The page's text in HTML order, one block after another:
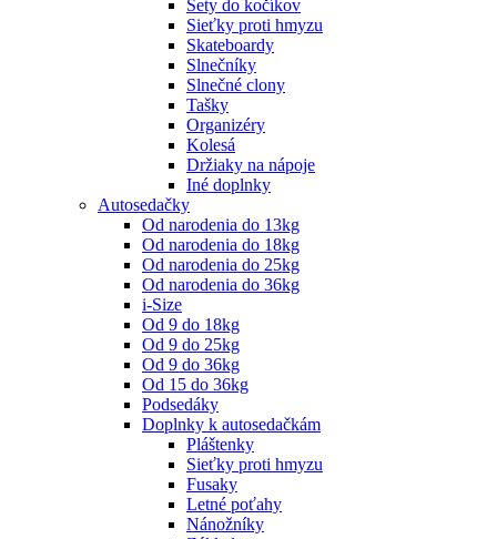
Sety do kočíkov
Sieťky proti hmyzu
Skateboardy
Slnečníky
Slnečné clony
Tašky
Organizéry
Kolesá
Držiaky na nápoje
Iné doplnky
Autosedačky
Od narodenia do 13kg
Od narodenia do 18kg
Od narodenia do 25kg
Od narodenia do 36kg
i-Size
Od 9 do 18kg
Od 9 do 25kg
Od 9 do 36kg
Od 15 do 36kg
Podsedáky
Doplnky k autosedačkám
Pláštenky
Sieťky proti hmyzu
Fusaky
Letné poťahy
Nánožníky